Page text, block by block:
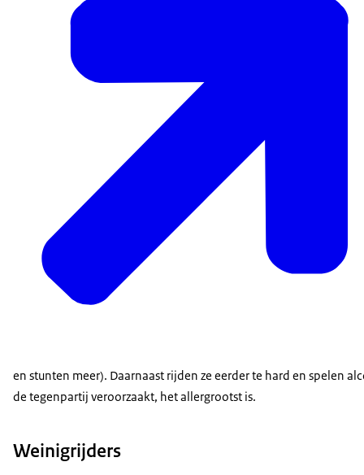
en stunten meer). Daarnaast rijden ze eerder te hard en spelen
de tegenpartij veroorzaakt, het allergrootst is.
Weinigrijders